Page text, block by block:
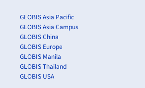
GLOBIS Asia Pacific
GLOBIS Asia Campus
GLOBIS China
GLOBIS Europe
GLOBIS Manila
GLOBIS Thailand
GLOBIS USA